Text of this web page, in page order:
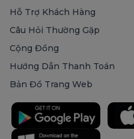
Hỗ Trợ Khách Hàng
Câu Hỏi Thường Gặp
Cộng Đồng
Hướng Dẫn Thanh Toán
Bản Đồ Trang Web